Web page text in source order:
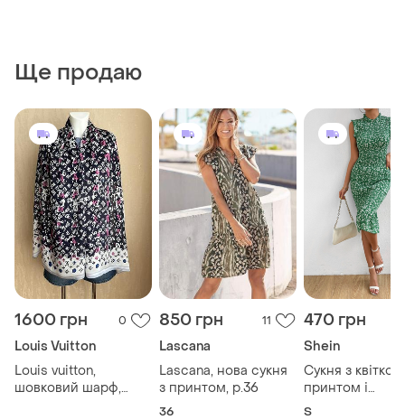
Ще продаю
1600 грн 0
Louis Vuitton
Louis vuitton,
шовковий шарф,
850 грн 11
Lascana
Lascana, нова сукня
з принтом, р.36
36
470 грн
Shein
Сукня з
принтом і
оздобленням
S